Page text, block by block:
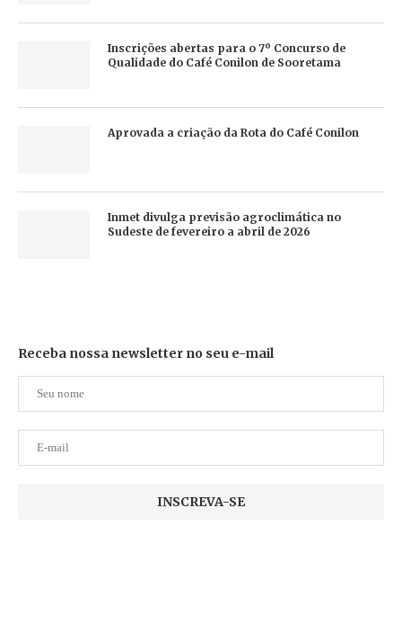
Inscrições abertas para o 7º Concurso de
Qualidade do Café Conilon de Sooretama
Aprovada a criação da Rota do Café Conilon
Inmet divulga previsão agroclimática no
Sudeste de fevereiro a abril de 2026
Receba nossa newsletter no seu e-mail